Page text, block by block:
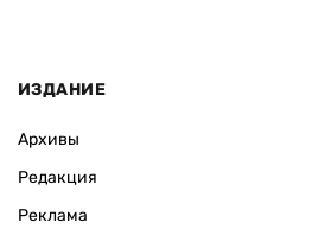
ИЗДАНИЕ
Архивы
Редакция
Реклама